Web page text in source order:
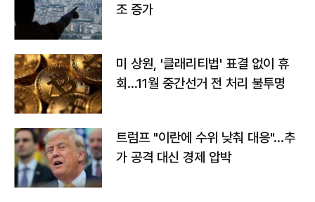
조 증가
미 상원, '클래리티법' 표결 없이 휴
회…11월 중간선거 전 처리 불투명
트럼프 "이란에 수위 낮춰 대응"…추
가 공격 대신 경제 압박